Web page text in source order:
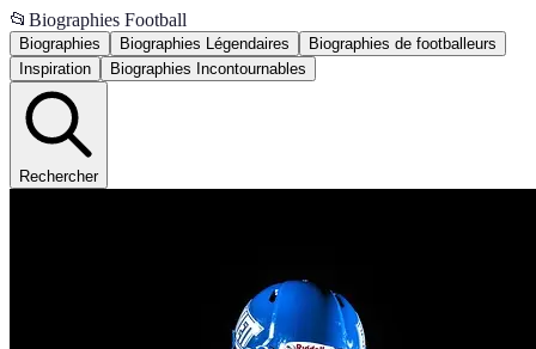
📂 Biographies Football
Biographies Biographies Légendaires
Biographies de footballeurs
Inspiration
Biographies Incontournables
Rechercher